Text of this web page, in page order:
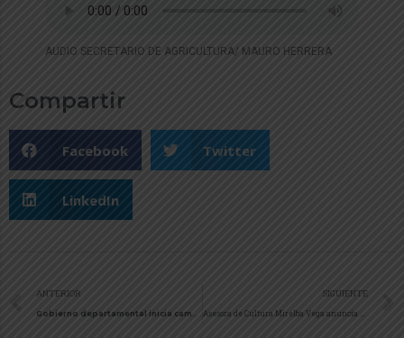
AUDIO SECRETARIO DE AGRICULTURA/ MAURO HERRERA
Compartir
Facebook Twitter
LinkedIn
ANTERIOR SIGUIENTE